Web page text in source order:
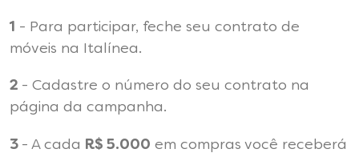
1 - Para participar, feche seu contrato de
móveis na Italínea.
2 - Cadastre o número do seu contrato na
página da campanha.
3 - A cada R$ 5.000 em compras você receberá